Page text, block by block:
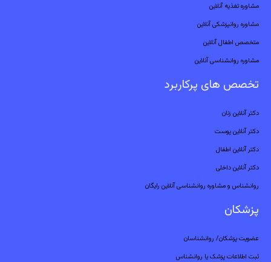
مشاوره تغذیه آنلاین
مشاوره روانپزشکی آنلاین
متخصص اطفال آنلاین
مشاوره روانشناسی آنلاین
تخصص های پرکاربرد
دکتر آنلاین زنان
دکتر آنلاین پوست
دکتر آنلاین اطفال
دکتر آنلاین داخلی
روانشناس و مشاوره روانشناسی آنلاین رایگان
پزشکان
عضویت پزشکان/ روانشناسان
ثبت اطلاعات پزشک یا روانشناس